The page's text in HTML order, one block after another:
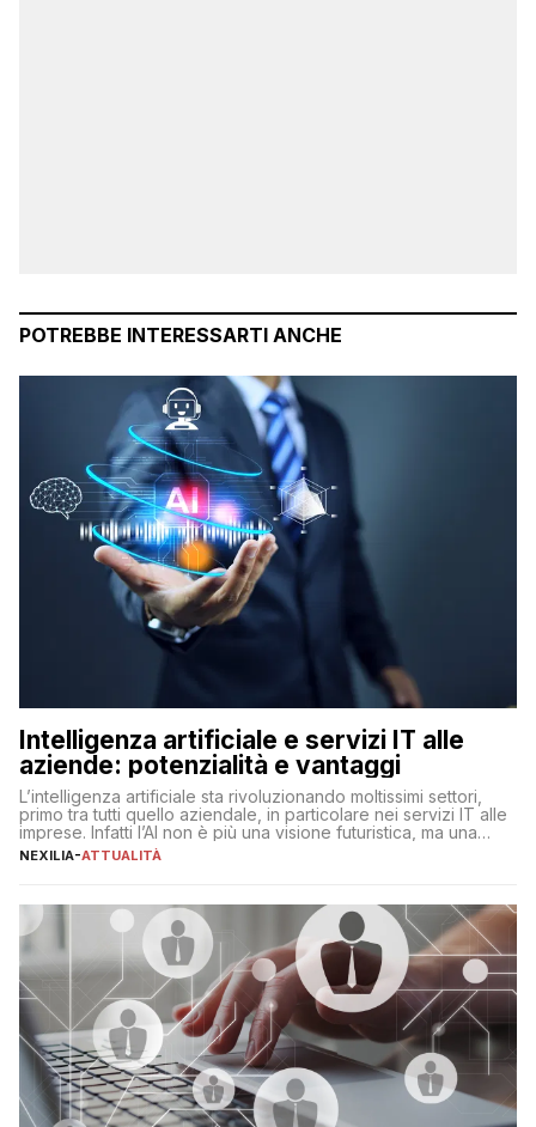
POTREBBE INTERESSARTI ANCHE
Intelligenza artificiale e servizi IT alle
aziende: potenzialità e vantaggi
L’intelligenza artificiale sta rivoluzionando moltissimi settori,
primo tra tutti quello aziendale, in particolare nei servizi IT alle
imprese. Infatti l’AI non è più una visione futuristica, ma una
realtà operativa che sta portando a un cambio significativo in
operazioni, bensì comporta […]
NEXILIA-ATTUALITÀ